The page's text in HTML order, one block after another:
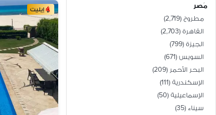
مَصر
مطروح (
2,719
)
القاهرة (
2,703
)
الجيزة (
799
)
السويس (
671
)
البحر الأحمر (
209
)
الإسكندرية (
111
)
الإسماعيلية (
50
)
سيناء (
35
)
إيليت